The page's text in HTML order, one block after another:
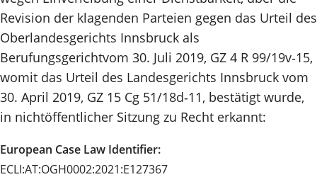
Revision der klagenden Parteien gegen das Urteil des
Oberlandesgerichts Innsbruck als
Berufungsgerichtvom 30. Juli 2019, GZ 4 R 99/19v‑15,
womit das Urteil des Landesgerichts Innsbruck vom
30. April 2019, GZ 15 Cg 51/18d‑11, bestätigt wurde,
in nichtöffentlicher Sitzung zu Recht erkannt:
European Case Law Identifier:
ECLI:AT:OGH0002:2021:E127367